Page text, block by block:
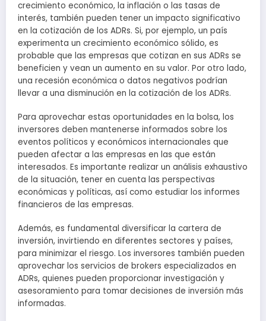
crecimiento económico, la inflación o las tasas de
interés, también pueden tener un impacto significativo
en la cotización de los ADRs. Si, por ejemplo, un país
experimenta un crecimiento económico sólido, es
probable que las empresas que cotizan en sus ADRs se
beneficien y vean un aumento en su valor. Por otro lado,
una recesión económica o datos negativos podrían
llevar a una disminución en la cotización de los ADRs.
Para aprovechar estas oportunidades en la bolsa, los
inversores deben mantenerse informados sobre los
eventos políticos y económicos internacionales que
pueden afectar a las empresas en las que están
interesados. Es importante realizar un análisis exhaustivo
de la situación, tener en cuenta las perspectivas
económicas y políticas, así como estudiar los informes
financieros de las empresas.
Además, es fundamental diversificar la cartera de
inversión, invirtiendo en diferentes sectores y países,
para minimizar el riesgo. Los inversores también pueden
aprovechar los servicios de brokers especializados en
ADRs, quienes pueden proporcionar investigación y
asesoramiento para tomar decisiones de inversión más
informadas.